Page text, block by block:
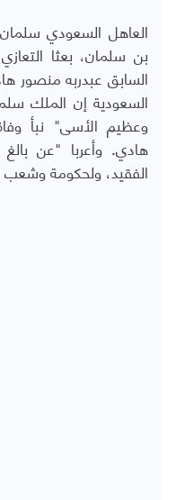
العاهل السعودي
بن سلمان، بعثا
السابق عبدربه منصور
السعودية إن الملك
وعظيم الأسى" نبأ
هادي. وأعربا "عن بالغ
الفقيد، ولحكومة وشعب